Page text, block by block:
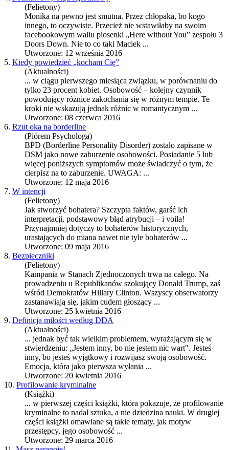
(Felietony)
Monika na pewno jest smutna. Przez chłopaka, bo kogo
innego, to oczywiste. Przecież nie wstawiłaby na swoim
facebookowym wallu piosenki „Here without You” zespołu 3
Doors Down. Nie to co taki Maciek ...
Utworzone: 12 września 2016
5. Kiedy powiedzieć „kocham Cię”
(Aktualności)
... w ciągu pierwszego miesiąca związku, w porównaniu do
tylko 23 procent kobiet. Osobowość – kolejny czynnik
powodujący różnice zakochania się w różnym tempie. Te
kroki nie wskazują jednak różnic w romantycznym ...
Utworzone: 08 czerwca 2016
6. Rzut oka na borderline
(Piórem Psychologa)
BPD (Borderline Personality Disorder) zostało zapisane w
DSM jako nowe zaburzenie osobowości. Posiadanie 5 lub
więcej poniższych symptomów może świadczyć o tym, że
cierpisz na to zaburzenie. UWAGA: ...
Utworzone: 12 maja 2016
7. W intencji
(Felietony)
Jak stworzyć bohatera? Szczypta faktów, garść ich
interpretacji, podstawowy błąd atrybucji – i voila!
Przynajmniej dotyczy to bohaterów historycznych,
urastających do miana nawet nie tyle bohaterów ...
Utworzone: 09 maja 2016
8. Bezpieczniki
(Felietony)
Kampania w Stanach Zjednoczonych trwa na całego. Na
prowadzeniu u Republikanów szokujący Donald Trump, zaś
wśród Demokratów Hillary Clinton. Wszyscy obserwatorzy
zastanawiają się, jakim cudem głoszący ...
Utworzone: 25 kwietnia 2016
9. Definicja miłości według DDA
(Aktualności)
... jednak być tak wielkim problemem, wyrażającym się w
stwierdzeniu: „Jestem inny, bo nie jestem nic wart". Jesteś
inny, bo jesteś wyjątkowy i rozwijasz swoją osobowość.
Emocja, która jako pierwsza wyłania ...
Utworzone: 20 kwietnia 2016
10. Profilowanie kryminalne
(Książki)
... w pierwszej części książki, która pokazuje, że profilowanie
kryminalne to nadal sztuka, a nie dziedzina nauki. W drugiej
części książki omawiane są takie tematy, jak motyw
przestępcy, jego osobowość ...
Utworzone: 29 marca 2016